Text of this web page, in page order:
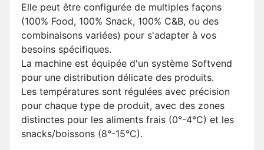
Elle peut être configurée de multiples façons
(100% Food, 100% Snack, 100% C&B, ou des
combinaisons variées) pour s'adapter à vos
besoins spécifiques.
La machine est équipée d'un système Softvend
pour une distribution délicate des produits.
Les températures sont régulées avec précision
pour chaque type de produit, avec des zones
distinctes pour les aliments frais (0°-4°C) et les
snacks/boissons (8°-15°C).